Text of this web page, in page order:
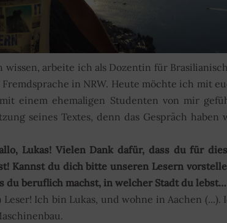
wissen, arbeite ich als Dozentin für
in NRW. Heute möchte ich mit
einem ehemaligen Studenten von mir
seines Textes, denn das Gespräch haben
Lukas! Vielen Dank dafür, dass du für
Kannst du dich bitte unseren Lesern
du beruflich machst, in welcher Stadt du lebst…
Leser! Ich bin Lukas, und wohne in Aachen (...).